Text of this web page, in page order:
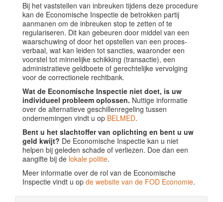
Bij het vaststellen van inbreuken tijdens deze procedure
kan de Economische Inspectie de betrokken partij
aanmanen om de inbreuken stop te zetten of te
regulariseren. Dit kan gebeuren door middel van een
waarschuwing of door het opstellen van een proces-
verbaal, wat kan leiden tot sancties, waaronder een
voorstel tot minnelijke schikking (transactie), een
administratieve geldboete of gerechtelijke vervolging
voor de correctionele rechtbank.
Wat de Economische Inspectie niet doet, is uw
individueel probleem oplossen. Nuttige informatie
over de alternatieve geschillenregeling tussen
ondernemingen vindt u op BELMED.
Bent u het slachtoffer van oplichting en bent u uw
geld kwijt? De Economische Inspectie kan u niet
helpen bij geleden schade of verliezen. Doe dan een
aangifte bij de lokale politie.
Meer informatie over de rol van de Economische
Inspectie vindt u op de website van de FOD Economie.